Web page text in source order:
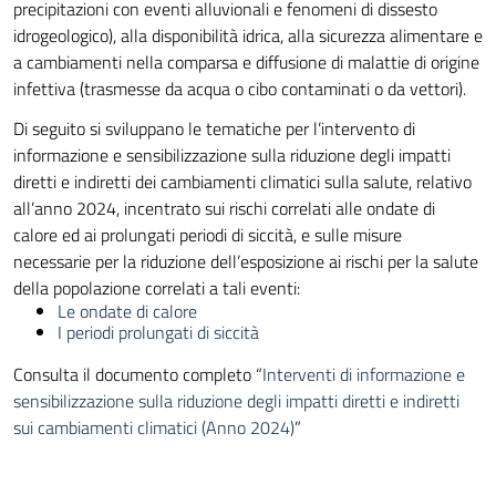
precipitazioni con eventi alluvionali e fenomeni di dissesto
idrogeologico), alla disponibilità idrica, alla sicurezza alimentare e
a cambiamenti nella comparsa e diffusione di malattie di origine
infettiva (trasmesse da acqua o cibo contaminati o da vettori).
Di seguito si sviluppano le tematiche per l’intervento di
informazione e sensibilizzazione sulla riduzione degli impatti
diretti e indiretti dei cambiamenti climatici sulla salute, relativo
all’anno 2024, incentrato sui rischi correlati alle ondate di
calore ed ai prolungati periodi di siccità, e sulle misure
necessarie per la riduzione dell’esposizione ai rischi per la salute
della popolazione correlati a tali eventi:
Le ondate di calore
I periodi prolungati di siccità
Consulta il documento completo “Interventi di informazione e
sensibilizzazione sulla riduzione degli impatti diretti e indiretti
sui cambiamenti climatici (Anno 2024)”